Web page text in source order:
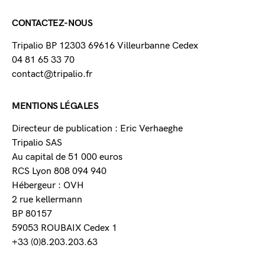
CONTACTEZ-NOUS
Tripalio BP 12303 69616 Villeurbanne Cedex
04 81 65 33 70
contact@tripalio.fr
MENTIONS LÉGALES
Directeur de publication : Eric Verhaeghe
Tripalio SAS
Au capital de 51 000 euros
RCS Lyon 808 094 940
Hébergeur : OVH
2 rue kellermann
BP 80157
59053 ROUBAIX Cedex 1
+33 (0)8.203.203.63